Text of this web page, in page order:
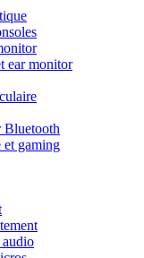
ear monitor
Bluetooth
et gaming
audio